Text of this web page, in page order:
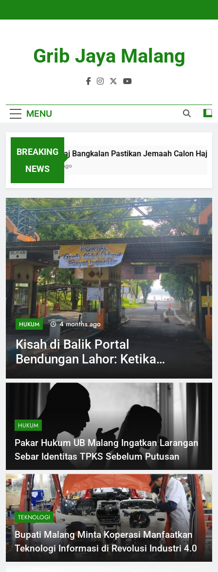
Grib Jaya Malang
MENU
BREAKING
NEWS
Kemenhaj Bangkalan Pastikan Jemaah Calon Haji Aman
4 Months Ago
INVESTIGASI 4 months ago
Jelang Arema vs Persebaya
Aremania Ikrarkan Jaga
HUKUM
Pakar Hukum UB Malang Ingatkan Larangan
Sebar Identitas TPKS Sebelum Putusan
TEKNOLOGI
Bupati Malang Minta Koperasi Manfaatkan
Teknologi Informasi di Revolusi Industri 4.0